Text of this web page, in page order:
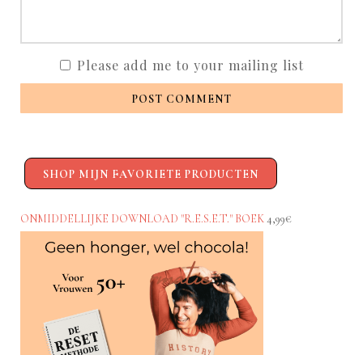
Please add me to your mailing list
POST COMMENT
SHOP MIJN FAVORIETE PRODUCTEN
ONMIDDELLIJKE DOWNLOAD "R.E.S.E.T." BOEK4,99€